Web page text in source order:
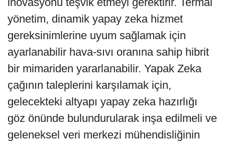
yönetim, dinamik yapay zeka hizmet
gereksinimlerine uyum sağlamak için
ayarlanabilir hava-sıvı oranına sahip hibrit
bir mimariden yararlanabilir. Yapak Zeka
çağının taleplerini karşılamak için,
gelecekteki altyapı yapay zeka hazırlığı
göz önünde bulundurularak inşa edilmeli ve
geleneksel veri merkezi mühendisliğinin